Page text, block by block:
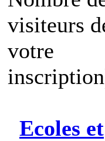
visiteurs
votre
Ecoles et